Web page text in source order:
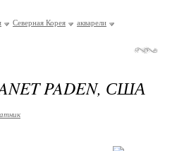
Северная Корея акварели
PADEN, США